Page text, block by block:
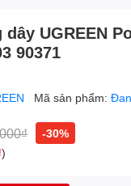
UGREEN
90371
Mã sản phẩm:
-30%
)